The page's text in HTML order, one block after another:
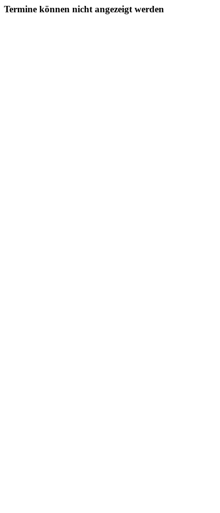
Termine können nicht angezeigt werden